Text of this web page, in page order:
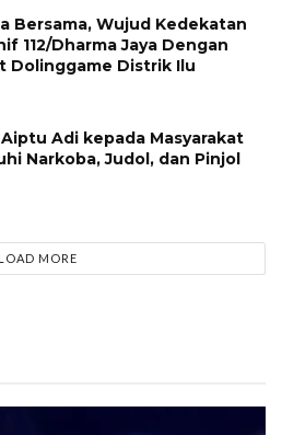
Bersama, Wujud Kedekatan
112/Dharma Jaya Dengan
Dolinggame Distrik Ilu
Adi kepada Masyarakat
Narkoba, Judol, dan Pinjol
LOAD MORE